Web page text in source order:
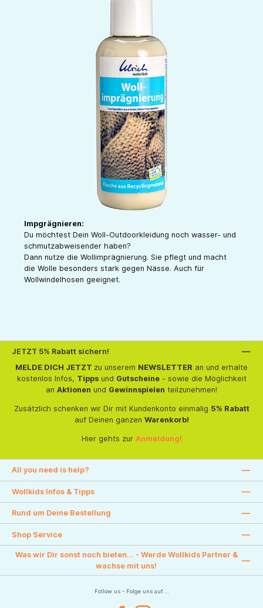
Impgrägnieren:
Du möchtest Dein Woll-Outdoorkleidung noch wasser- und
schmutzabweisender haben?
Dann nutze die Wollimprägnierung. Sie pflegt und macht
die Wolle besonders stark gegen Nässe. Auch für
Wollwindelhosen geeignet.
JETZT 5% Rabatt sichern!
MELDE DICH JETZT zu unserem NEWSLETTER an und erhalte
kostenlos Infos, Tippsund Gutscheine- sowie die Möglichkeit
an Aktionen und Gewinnspielen teilzunehmen!
Zusätzlich schenken wir Dir mit Kundenkonto einmalig 5% Rabatt
auf Deinen ganzen Warenkorb!
Hier gehts zur Anmeldung!
All you need is help?
Wollkids Infos & Tipps
Rund um Deine Bestellung
Shop Service
Was wir Dir sonst noch bieten... - Werde Wollkids Partner &
wachse mit uns!
Follow us - Folge uns auf....